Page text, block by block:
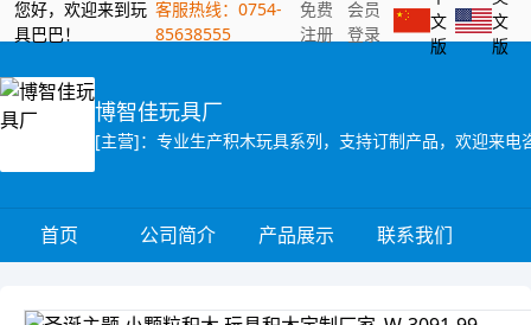
您好，欢迎来到玩
具巴巴！
客服热线：0754-
85638555
免费
注册
会员
登录
文
版
文
版
博智佳玩具厂
[主营]：专业生产积木玩具系列，支持订制产品，欢迎来电
首页 公司简介 产品展示 联系我们